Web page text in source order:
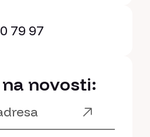
79 97
novosti: